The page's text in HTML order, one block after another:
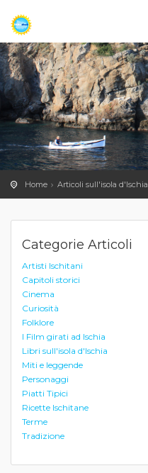
Home Articoli sull'isola d'Ischia
Categorie Articoli
Artisti Ischitani
Capitoli storici
Cinema
Curiosità
Folklore
I Film girati ad Ischia
Libri sull'isola d'Ischia
Miti e leggende
Personaggi
Piatti Tipici
Ricette Ischitane
Terme
Tradizione